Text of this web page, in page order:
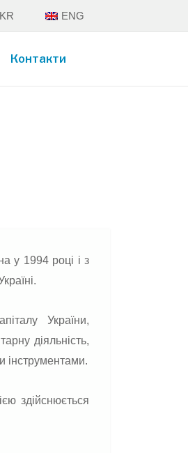
ENG
Контакти
у 1994 році і з
України,
діяльність,
інструментами.
здійснюється